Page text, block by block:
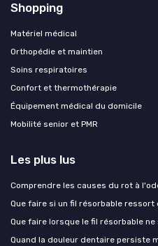
Shopping
Matériel médical
Orthopédie et maintien
Soins respiratoires
Confort et thermothérapie
Équipement médical du domicile
Mobilité senior et PMR
Les plus lus
Comprendre les causes du rot à
Que faire si un fil résorbable
Que faire lorsque le fil résorbable ne
Quand la douleur dentaire persiste